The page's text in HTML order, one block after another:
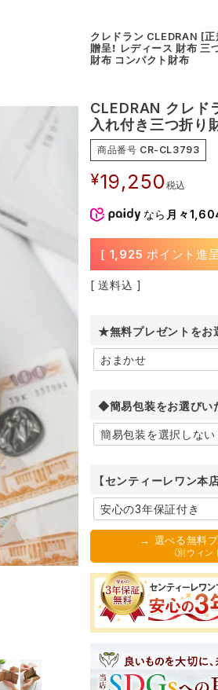
クレドラン CLEDRAN [
贈呈！ レディース 財布
財布 コンパクト財布
CLEDRAN クレド
入れ付き三つ折
商品番号 CR-CL3793
¥19,250 税込
なら 月々
[ 1,925 ポイント進
送料込
★無料プレゼントをお
◆簡易包装をお選びい
【センティーレワン本
→ 選べる無料
（別ウィン